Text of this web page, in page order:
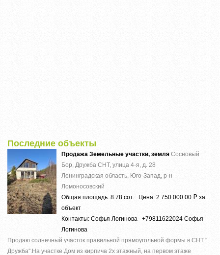
Последние объекты
Продажа Земельные участки, земля Сосновый
Бор, Дружба СНТ, улица 4-я, д. 28
Ленинградская область, Юго-Запад, р-н
Ломоносовский
Общая площадь: 8.78 сот. Цена: 2 750 000.00 Р за
объект
Контакты: Софья Логинова +79811622024 Софья
Логинова
Продаю солнечный участок правильной прямоугольной формы в СНТ ''
Дружба''.На участке:Дом из кирпича 2х этажный, на первом этаже